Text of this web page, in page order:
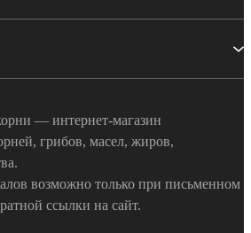
— интернет-магазин
грибов, масел, жиров,
возможно только при письменном
ссылки на сайт.